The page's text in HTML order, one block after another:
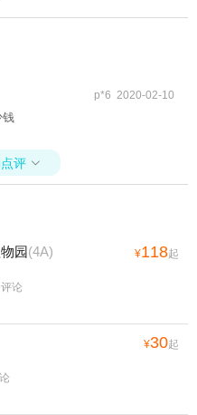
p*6 2020-02-10
钱
评 
园(4A) ¥118起
论
¥30起